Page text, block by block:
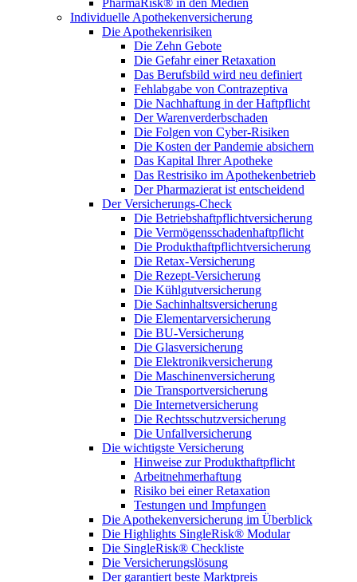
PharmaRisk® in den Medien
Individuelle Apothekenversicherung
Die Apothekenrisiken
Die Zehn Gebote
Die Gefahr einer Retaxation
Das Berufsbild wird neu definiert
Fehlabgabe von Contrazeptiva
Die Nachhaftung in der Haftpflicht
Der Warenverderbschaden
Die Folgen von Cyber-Risiken
Die Kosten der Pandemie absichern
Das Kapital Ihrer Apotheke
Das Restrisiko im Apothekenbetrieb
Der Pharmazierat ist entscheidend
Der Versicherungs-Check
Die Betriebshaftpflichtversicherung
Die Vermögensschadenhaftpflicht
Die Produkthaftpflichtversicherung
Die Retax-Versicherung
Die Rezept-Versicherung
Die Kühlgutversicherung
Die Sachinhaltsversicherung
Die Elementarversicherung
Die BU-Versicherung
Die Glasversicherung
Die Elektronikversicherung
Die Maschinenversicherung
Die Transportversicherung
Die Internetversicherung
Die Rechtsschutzversicherung
Die Unfallversicherung
Die wichtigste Versicherung
Hinweise zur Produkthaftpflicht
Arbeitnehmerhaftung
Risiko bei einer Retaxation
Testungen und Impfungen
Die Apothekenversicherung im Überblick
Die Highlights SingleRisk® Modular
Die SingleRisk® Checkliste
Die Versicherungslösung
Der garantiert beste Marktpreis